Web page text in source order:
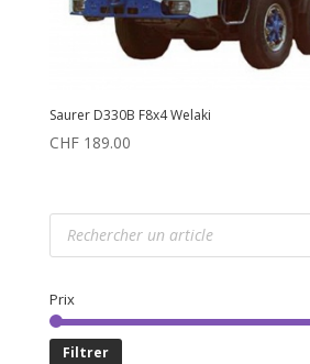
Saurer D330B F8x4 Welaki
CHF189.00
Recherche
produits
Prix
Filtrer